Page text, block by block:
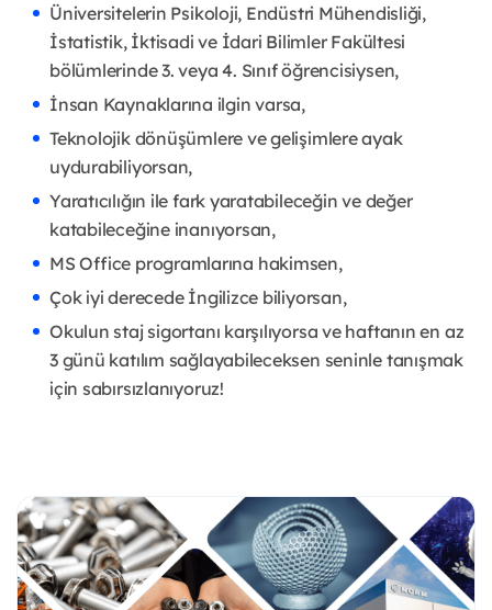
Üniversitelerin Psikoloji, Endüstri Mühendisliği,
İstatistik, İktisadi ve İdari Bilimler Fakültesi
bölümlerinde 3. veya 4. Sınıf öğrencisiysen,
İnsan Kaynaklarına ilgin varsa,
Teknolojik dönüşümlere ve gelişimlere ayak
uydurabiliyorsan,
Yaratıcılığın ile fark yaratabileceğin ve değer
katabileceğine inanıyorsan,
MS Office programlarına hakimsen,
Çok iyi derecede İngilizce biliyorsan,
Okulun staj sigortanı karşılıyorsa ve haftanın en az
3 günü katılım sağlayabileceksen seninle tanışmak
için sabırsızlanıyoruz!